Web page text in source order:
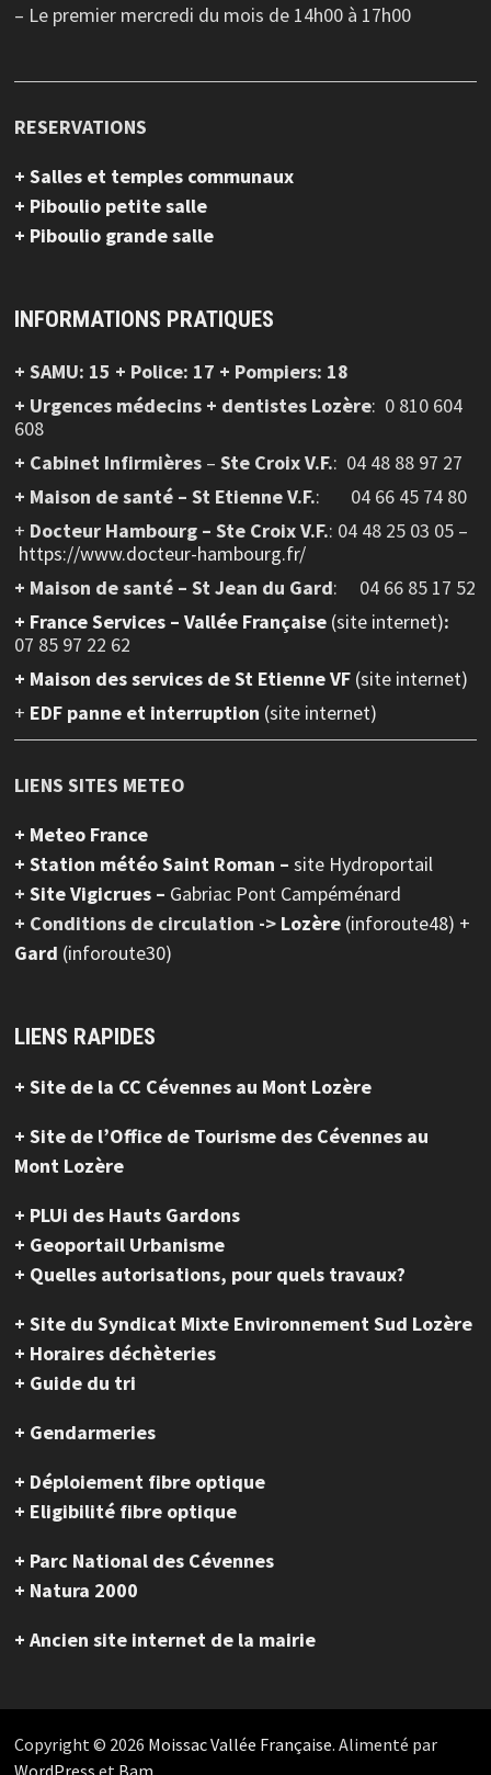
– Le premier mercredi du mois de 14h00 à 17h00
RESERVATIONS
+ Salles et temples communaux
+ Piboulio petite salle
+ Piboulio grande salle
INFORMATIONS PRATIQUES
+ SAMU: 15 + Police: 17 + Pompiers: 18
+ Urgences médecins + dentistes Lozère: 0 810 604
608
+ Cabinet Infirmières– Ste Croix V.F.: 04 48 88 97 27
+ Maison de santé – St Etienne V.F.: 04 66 45 74 80
+ Docteur Hambourg – Ste Croix V.F.: 04 48 25 03 05 –
https://www.docteur-hambourg.fr/
+ Maison de santé – St Jean du Gard: 04 66 85 17 52
+ France Services – Vallée Française (site internet):
07 85 97 22 62
+ Maison des services de St Etienne VF (site internet)
+ EDF panne et interruption (site internet)
LIENS SITES METEO
+ Meteo France
+ Station météo Saint Roman – site Hydroportail
+ Site Vigicrues – Gabriac Pont Campéménard
+ Conditions de circulation -> Lozère (inforoute48) +
Gard (inforoute30)
LIENS RAPIDES
+ Site de la CC Cévennes au Mont Lozère
+ Site de l’Office de Tourisme des Cévennes au
Mont Lozère
+ PLUi des Hauts Gardons
+ Geoportail Urbanisme
+ Quelles autorisations, pour quels travaux?
+ Site du Syndicat Mixte Environnement Sud Lozère
+ Horaires déchèteries
+ Guide du tri
+ Gendarmeries
+ Déploiement fibre optique
+ Eligibilité fibre optique
+ Parc National des Cévennes
+ Natura 2000
+ Ancien site internet de la mairie
Copyright © 2026 Moissac Vallée Française. Alimenté par
WordPress et Bam